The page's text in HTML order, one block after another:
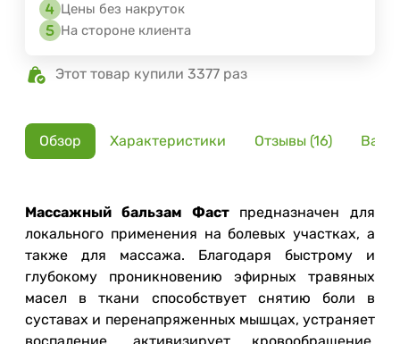
Цены без накруток
На стороне клиента
Этот товар купили 3377 раз
Обзор Характеристики Отзывы (16)
Массажный бальзам Фастпредназначен для
локального применения на болевых участках, а
также для массажа. Благодаря быстрому и
глубокому проникновению эфирных травяных
масел в ткани способствует снятию боли в
суставах и перенапряженных мышцах, устраняет